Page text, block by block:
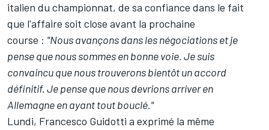
italien du championnat, de sa confiance dans le fait
que l'affaire soit close avant la prochaine
course : "Nous avançons dans les négociations et je
pense que nous sommes en bonne voie. Je suis
convaincu que nous trouverons bientôt un accord
définitif. Je pense que nous devrions arriver en
Allemagne en ayant tout bouclé."
Lundi, Francesco Guidotti a exprimé la même